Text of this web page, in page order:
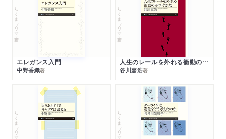
ちくまプリマー新書
エレガンス入門
中野香織著
ちくまプリマー新書
人生のレールを外れる衝動のみつけかた
谷川嘉浩著
ちくまプリマー新書 ちくまプリマー新書